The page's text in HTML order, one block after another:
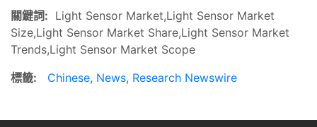
關鍵詞: Light Sensor Market,Light Sensor Market
Size,Light Sensor Market Share,Light Sensor Market
Trends,Light Sensor Market Scope
標籤:
Chinese, News, Research Newswire